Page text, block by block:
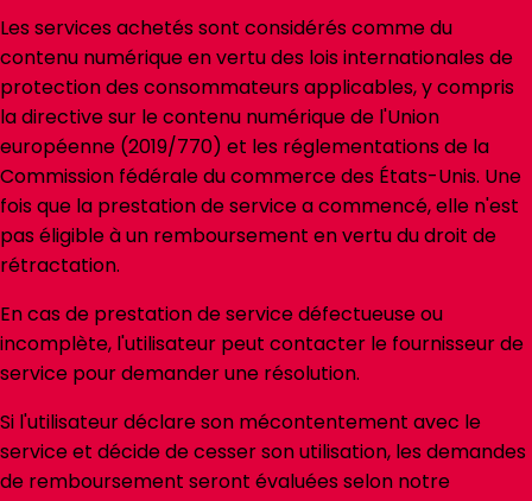
Les services achetés sont considérés comme du
contenu numérique en vertu des lois internationales de
protection des consommateurs applicables, y compris
la directive sur le contenu numérique de l'Union
européenne (2019/770) et les réglementations de la
Commission fédérale du commerce des États-Unis. Une
fois que la prestation de service a commencé, elle n'est
pas éligible à un remboursement en vertu du droit de
rétractation.
En cas de prestation de service défectueuse ou
incomplète, l'utilisateur peut contacter le fournisseur de
service pour demander une résolution.
Si l'utilisateur déclare son mécontentement avec le
service et décide de cesser son utilisation, les demandes
de remboursement seront évaluées selon notre